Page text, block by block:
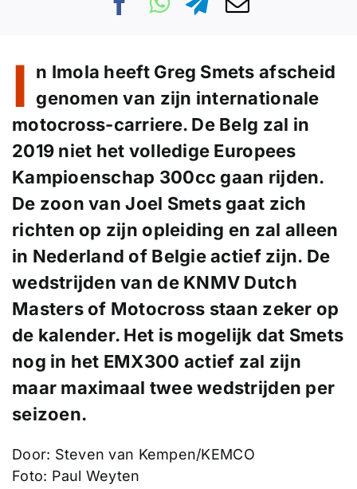
I n Imola heeft Greg Smets afscheid
genomen van zijn internationale
motocross-carriere. De Belg zal in
2019 niet het volledige Europees
Kampioenschap 300cc gaan rijden.
De zoon vanJoel Smetsgaat zich
richten op zijn opleiding en zal alleen
in Nederland of Belgie actief zijn. De
wedstrijden van de KNMV Dutch
Masters of Motocross staan zeker op
de kalender. Het is mogelijk dat Smets
nog in het EMX300 actief zal zijn
maar maximaal twee wedstrijden per
seizoen.
Door: Steven van Kempen/KEMCO
Foto: Paul Weyten